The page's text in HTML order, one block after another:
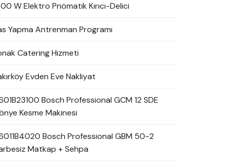
W Elektro Pnömatik Kırıcı-Delici
Yapma Antrenman Programı
Catering Hizmeti
Evden Eve Nakliyat
Bosch Professional GCM 12 SDE
Kesme Makinesi
Bosch Professional GBM 50-2
Matkap + Sehpa